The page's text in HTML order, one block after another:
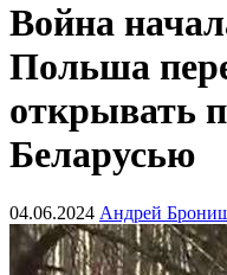
Война
Польша
открывать
Беларусью
04.06.2024 Андрей